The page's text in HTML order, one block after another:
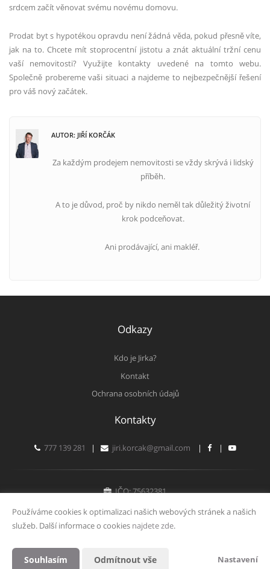
srdcem začít věnovat svému novému domovu.
Prodat byt s hypotékou opravdu není žádná věda, pokud přesně víte,
jak na to. Chcete mít stoprocentní jistotu a znát aktuální tržní cenu
vaší nemovitosti? Využijte kontakty uvedené na tomto webu.
Společně probereme vaši situaci a najdeme to nejbezpečnější řešení
pro váš nový začátek.
AUTOR: JIŘÍ KORČÁK
Za každým prodejem nemovitosti se vždy skrývá i lidský
příběh.
A to je důvod, proč by nikdo neměl tak důležitý životní
krok podceňovat.
Ani prodávající, ani makléř.
Odkazy
Kdo je Jirka?
Kontakt
Ochrana osobních údajů
Kontakty
777 139 281 | jiri.korcak@gmail.com | |
IČO: 75632381
Vytvořeno v systému
2026 © Tomawell s.r.o.
Používáme cookies k optimalizaci našich webových stránek a našich
služeb. Další informace o cookies najdete zde.
Souhlasím Odmítnout vše Nastavení